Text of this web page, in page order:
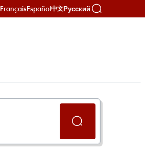
FrançaisEspañol中文Русский